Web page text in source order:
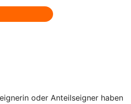
oder Anteilseigner haben